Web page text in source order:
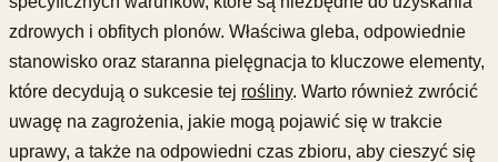
zdrowych i obfitych plonów. Właściwa gleba, odpowiednie
stanowisko oraz staranna pielęgnacja to kluczowe elementy,
które decydują o sukcesie tej rośliny. Warto również zwrócić
uwagę na zagrożenia, jakie mogą pojawić się w trakcie
uprawy, a także na odpowiedni czas zbioru, aby cieszyć się